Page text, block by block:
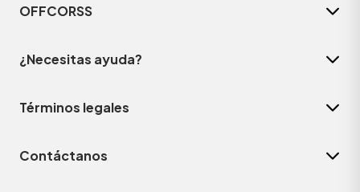
OFFCORSS
¿Necesitas ayuda?
Términos legales
Contáctanos